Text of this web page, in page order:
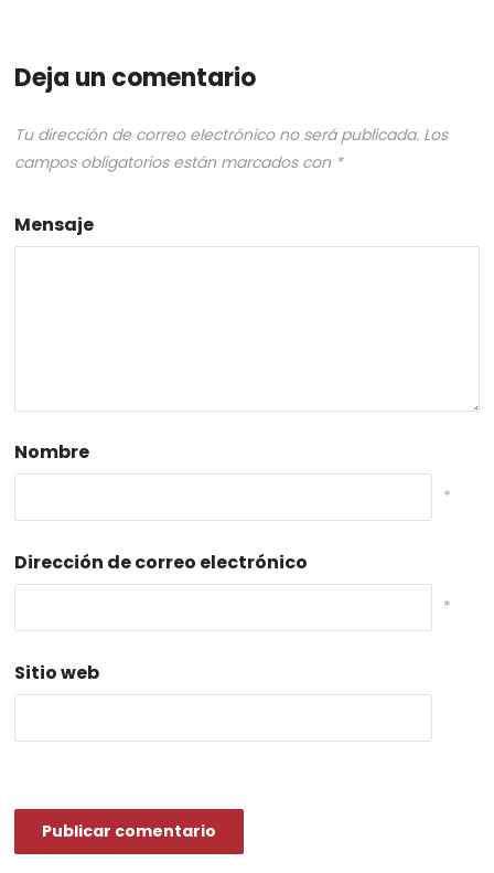
Deja un comentario
Tu dirección de correo electrónico no será publicada. Los
campos obligatorios están marcados con *
Mensaje
Nombre
*
Dirección de correo electrónico
*
Sitio web